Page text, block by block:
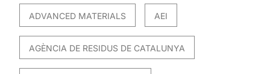
ADVANCED MATERIALS AEI
AGÈNCIA DE RESIDUS DE CATALUNYA